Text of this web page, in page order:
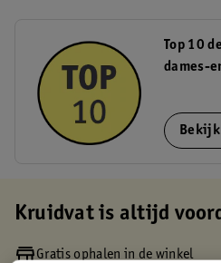
Top 10
dames-
Kruidvat is altijd
Gratis ophalen in de winkel